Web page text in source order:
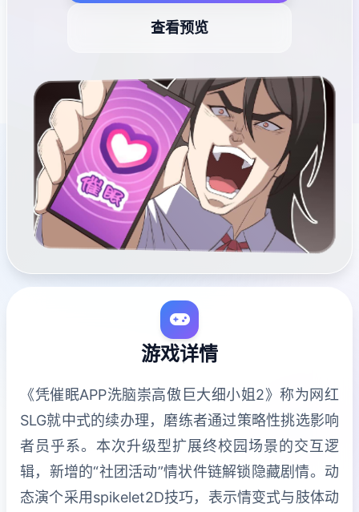
查看预览
游戏详情
《凭催眠APP洗脑崇高傲巨大细小姐2》称为网红
SLG就中式的续办理，磨练者通过策略性挑选影响
者员乎系。本次升级型扩展终校园场景的交互逻
辑，新增的“社团活动”情状件链解锁隐藏剧情。动
态演个采用spikelet2D技巧，表示情变式与肢体动